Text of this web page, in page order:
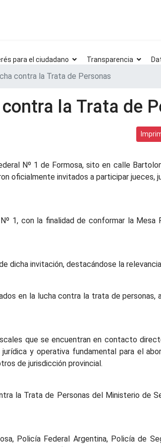
para el ciudadano Transparencia
contra la Trata de Personas
la Trata de
Nº 1 de Formosa, sito en calle
oficialmente invitados a participar jueces,
1, con la finalidad de conformar la Mesa
dicha invitación, destacándose la
en la lucha contra la trata de personas,
que se encuentran en contacto
y operativa fundamental para el
de jurisdicción provincial.
la Trata de Personas del Ministerio de
Policía Federal Argentina, Policía de